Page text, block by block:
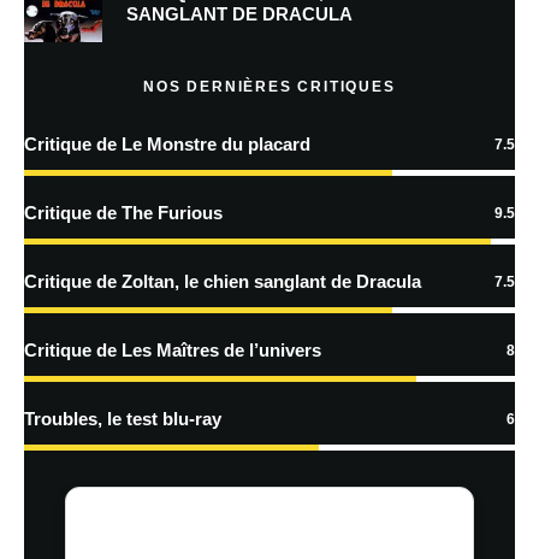
Enregistrer mon nom, mon e-mail et mon site dans le navigateur pour
Prévenez-moi de tous les nouveaux commentaires par e-mail.
Prévenez-moi de tous les nouveaux articles par e-mail.
plus sur la façon dont les données de vos commentaires sont
SANGLANT DE DRACULA
NOS DERNIÈRES CRITIQUES
Critique de Le Monstre du placard 7.5
Critique de The Furious 9.5
Critique de Zoltan, le chien sanglant de Dracula 7.5
Critique de Les Maîtres de l’univers 8
Troubles, le test blu-ray 6